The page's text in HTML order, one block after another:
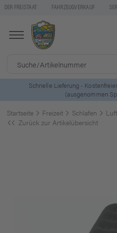
DER FREISTAAT FAHRZEUGVERKAUF
Schnelle Lieferung -
(ausgenommen
Startseite Freizeit Schlafen
Zurück zur Artikelübersicht